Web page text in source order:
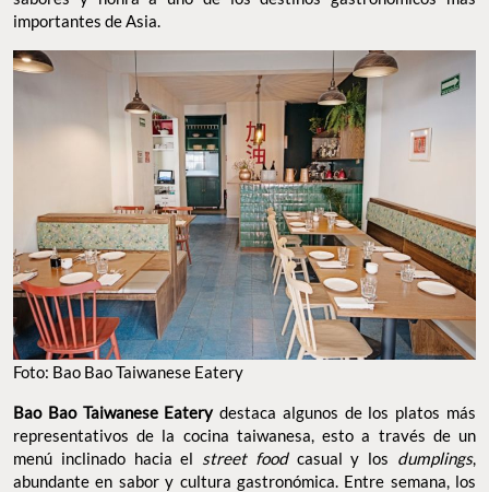
importantes de Asia.
Foto: Bao Bao Taiwanese Eatery
Bao Bao Taiwanese Eaterydestaca algunos de los platos más
representativos de la cocina taiwanesa, esto a través de un
menú inclinado hacia el street food casual y los dumplings,
abundante en sabor y cultura gastronómica. Entre semana, los